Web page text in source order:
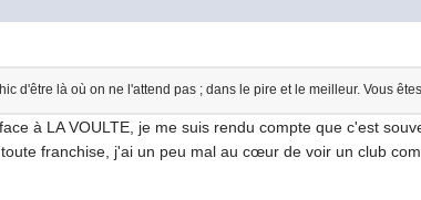
d'être là où on ne l'attend pas ; dans le pire et le meilleur. Vous
à LA VOULTE, je me suis rendu compte que c'est
franchise, j'ai un peu mal au cœur de voir un club